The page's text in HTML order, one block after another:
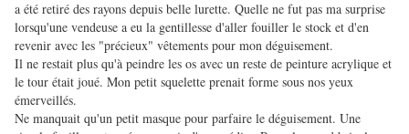
a été retiré des rayons depuis belle lurette. Quelle ne fut pas ma surprise
lorsqu'une vendeuse a eu la gentillesse d'aller fouiller le stock et d'en
revenir avec les "précieux" vêtements pour mon déguisement.
Il ne restait plus qu'à peindre les os avec un reste de peinture acrylique et
le tour était joué. Mon petit squelette prenait forme sous nos yeux
émerveillés.
Ne manquait qu'un petit masque pour parfaire le déguisement. Une